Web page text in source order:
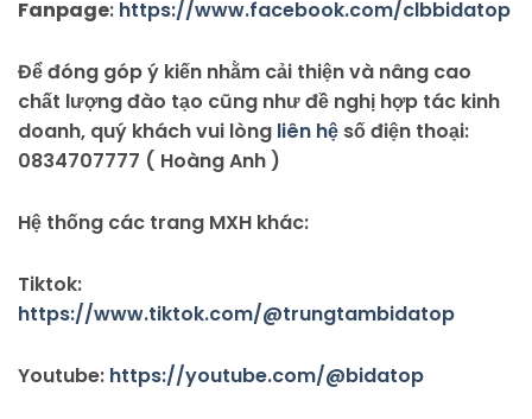
Fanpage: https://www.facebook.com/clbbidatop
Để đóng góp ý kiến nhằm cải thiện và nâng cao
chất lượng đào tạo cũng như đề nghị hợp tác kinh
doanh, quý khách vui lòng liên hệ số điện thoại:
0834707777 ( Hoàng Anh )
Hệ thống các trang MXH khác:
Tiktok:
https://www.tiktok.com/@trungtambidatop
Youtube: https://youtube.com/@bidatop